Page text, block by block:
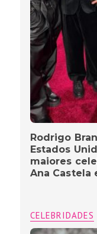
Rodrigo
Estados
maiores
Ana Castela
CELEBRIDADES